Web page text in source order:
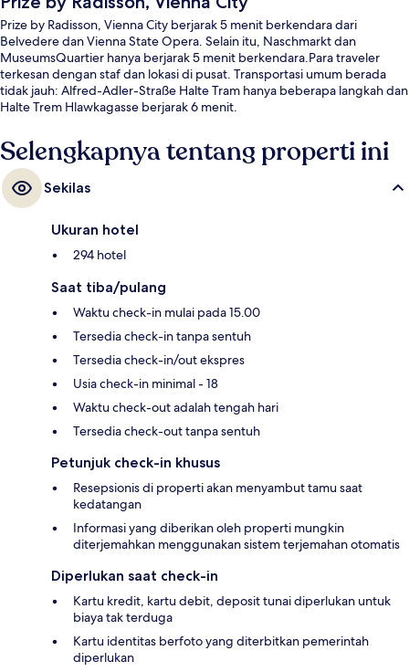
Prize by Radisson, Vienna City berjarak 5 menit berkendara dari
Belvedere dan Vienna State Opera. Selain itu, Naschmarkt dan
MuseumsQuartier hanya berjarak 5 menit berkendara.Para traveler
terkesan dengan staf dan lokasi di pusat. Transportasi umum berada
tidak jauh: Alfred-Adler-Straße Halte Tram hanya beberapa langkah dan
Halte Trem Hlawkagasse berjarak 6 menit.
Selengkapnya tentang properti ini
Sekilas
Ukuran hotel
294 hotel
Saat tiba/pulang
Waktu check-in mulai pada 15.00
Tersedia check-in tanpa sentuh
Tersedia check-in/out ekspres
Usia check-in minimal - 18
Waktu check-out adalah tengah hari
Tersedia check-out tanpa sentuh
Petunjuk check-in khusus
Resepsionis di properti akan menyambut tamu saat
kedatangan
Informasi yang diberikan oleh properti mungkin
diterjemahkan menggunakan sistem terjemahan otomatis
Diperlukan saat check-in
Kartu kredit, kartu debit, deposit tunai diperlukan untuk
biaya tak terduga
Kartu identitas berfoto yang diterbitkan pemerintah
diperlukan